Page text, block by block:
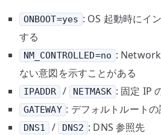
ONBOOT=yes : OS 起動時にイ
する
NM_CONTROLLED=no :
ない意図を示すことがある
IPADDR / NETMASK : 固定 IP
GATEWAY : デフォルトルートの
DNS1 / DNS2 : DNS 参照先